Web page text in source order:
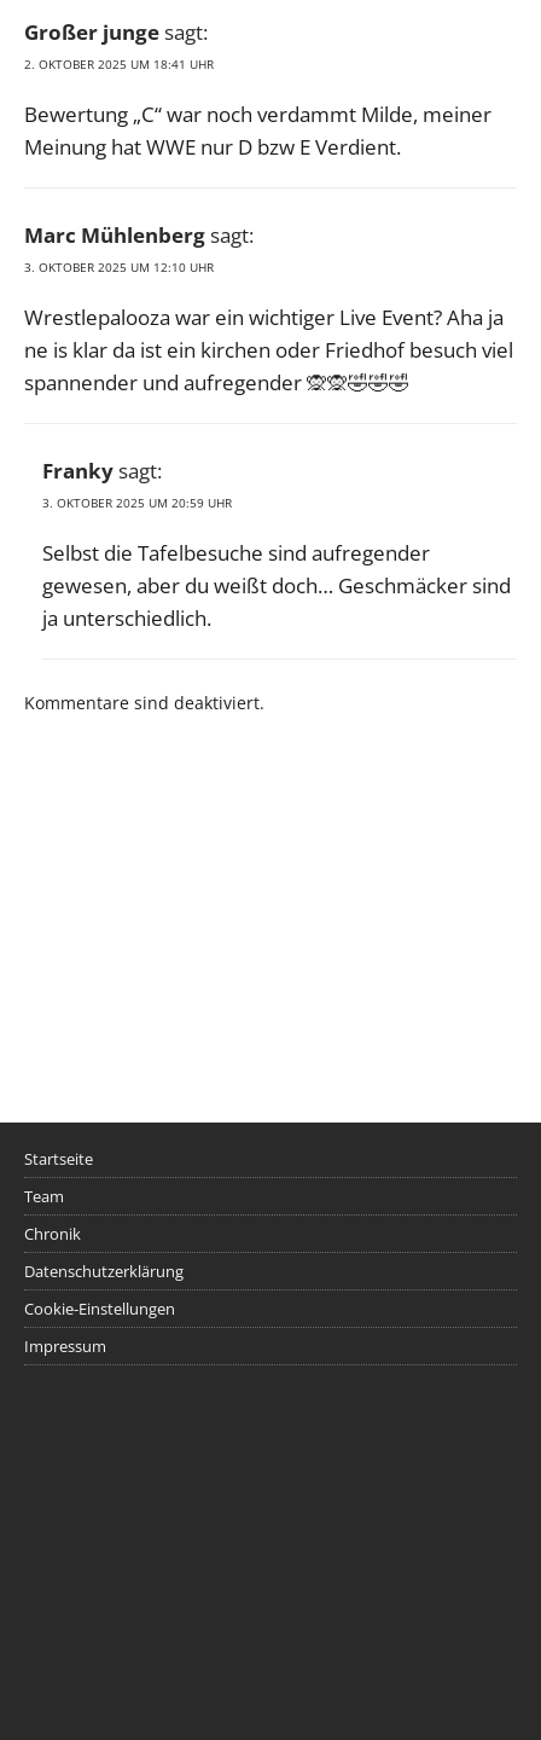
Großer jungesagt:
2. OKTOBER 2025 UM 18:41 UHR
Bewertung „C“ war noch verdammt Milde, meiner
Meinung hat WWE nur D bzw E Verdient.
Marc Mühlenbergsagt:
3. OKTOBER 2025 UM 12:10 UHR
Wrestlepalooza war ein wichtiger Live Event? Aha ja
ne is klar da ist ein kirchen oder Friedhof besuch viel
spannender und aufregender 🙊🙊🤣🤣🤣
Frankysagt:
3. OKTOBER 2025 UM 20:59 UHR
Selbst die Tafelbesuche sind aufregender
gewesen, aber du weißt doch… Geschmäcker sind
ja unterschiedlich.
Kommentare sind deaktiviert.
Startseite
Team
Chronik
Datenschutzerklärung
Cookie-Einstellungen
Impressum